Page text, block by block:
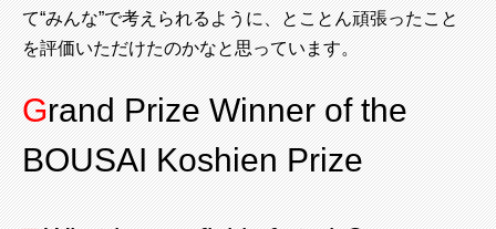
て“みんな”で考えられるように、とことん頑張ったこと
を評価いただけたのかなと思っています。
Grand Prize Winner of the
BOUSAI Koshien Prize